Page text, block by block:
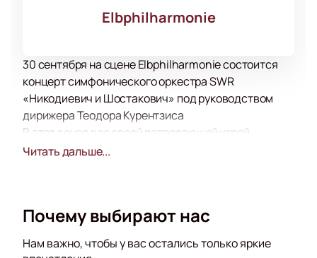
Elbphilharmonie
30 сентября на сцене Elbphilharmonie состоится
концерт симфонического оркестра SWR
«Никодиевич и Шостакович» под руководством
дирижера Теодора Курентзиса
В этот вечер вас своей потрясающей игрой
порадуют настоящие виртуозы. В программе
участие в его жизни, часто гастролируют не только
Музыканты часто заняты в театральных
Читать дальше...
Почему выбирают нас
Нам важно, чтобы у вас остались только яркие